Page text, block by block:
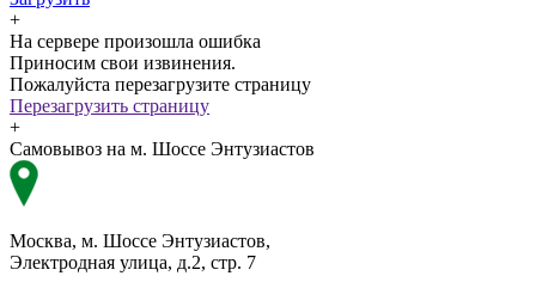
+
На сервере произошла ошибка
Приносим свои извинения.
Пожалуйста перезагрузите страницу
Перезагрузить страницу
+
Самовывоз на м. Шоссе Энтузиастов
Москва, м. Шоссе Энтузиастов,
Электродная улица, д.2, стр. 7